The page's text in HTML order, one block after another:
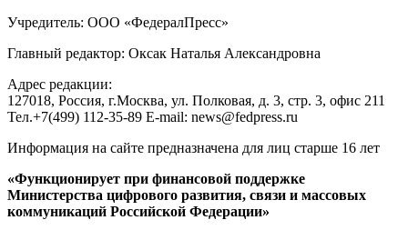
Учредитель: ООО «ФедералПресс»
Главный редактор: Оксак Наталья Александровна
Адрес редакции:
127018, Россия, г.Москва, ул. Полковая, д. 3, стр. 3, офис 211
Тел.+7(499) 112-35-89 E-mail: news@fedpress.ru
Информация на сайте предназначена для лиц старше 16 лет
«Функционирует при финансовой поддержке
Министерства цифрового развития, связи и массовых
коммуникаций Российской Федерации»